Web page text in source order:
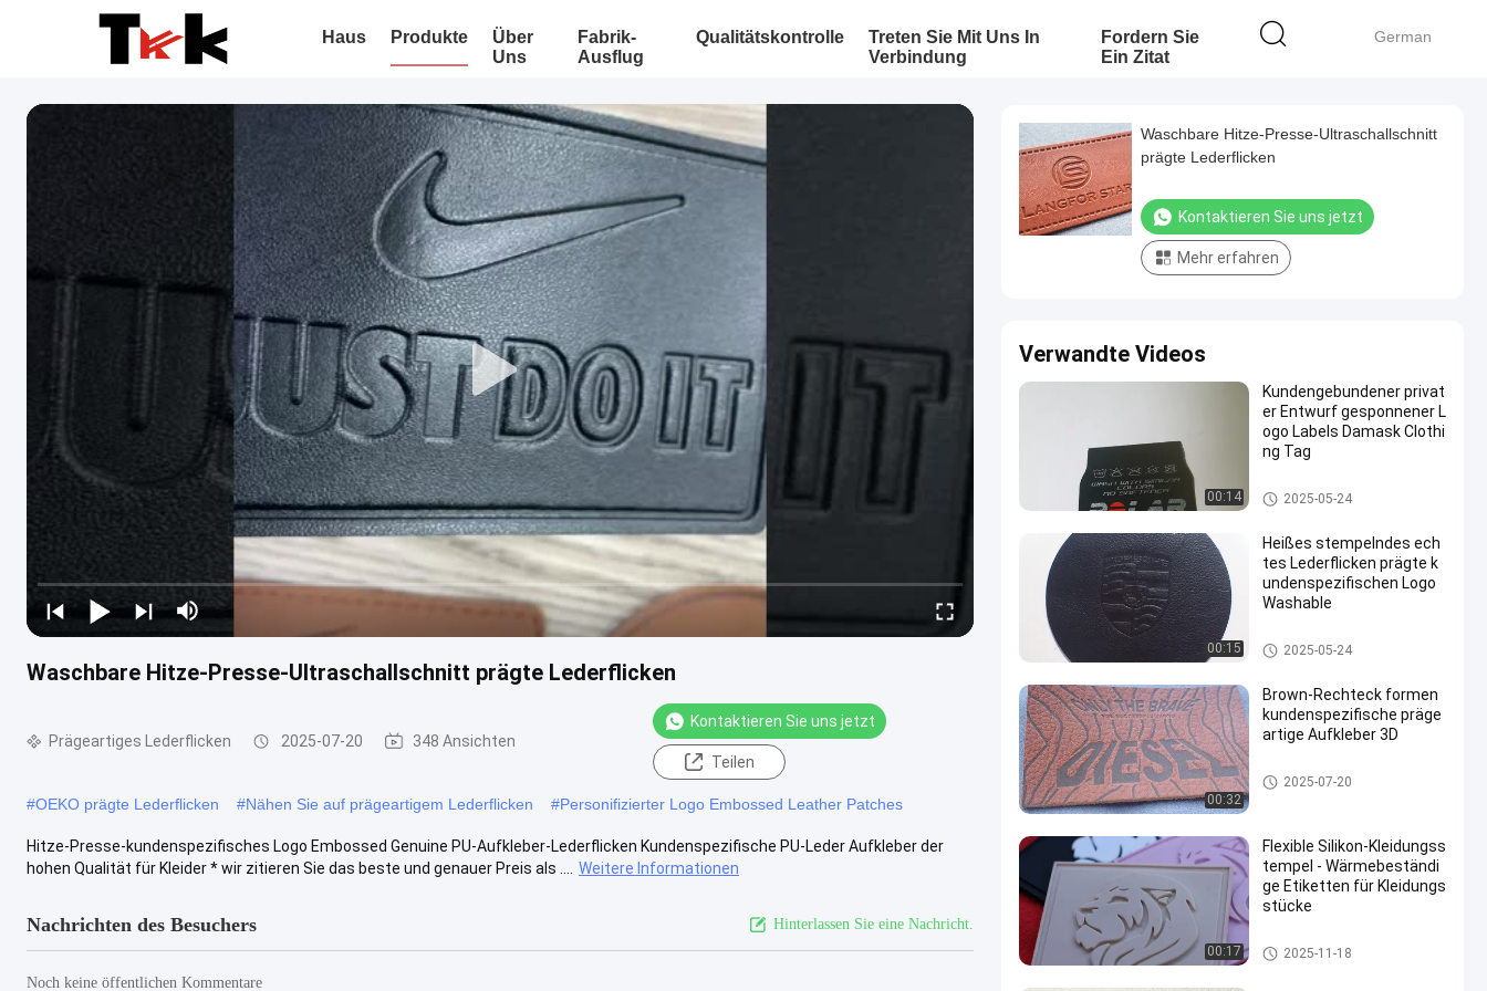
German
Haus Produkte
Über
Uns
Fabrik-
Ausflug
Qualitätskontrolle
Treten Sie Mit Uns In
Verbindung
Fordern Sie
Ein Zitat
Waschbare Hitze-Presse-Ultraschallschnitt prägte Lederflicken
Prägeartiges Lederflicken 2025-07-20 348 Ansichten
Kontaktieren Sie uns jetzt
Teilen
#OEKO prägte Lederflicken #Nähen Sie auf prägeartigem Lederflicken #Personifizierter Logo Embossed Leather Patches
Hitze-Presse-kundenspezifisches Logo Embossed Genuine PU-Aufkleber-Lederflicken Kundenspezifische PU-Leder Aufkleber der
hohen Qualität für Kleider * wir zitieren Sie das beste und genauer Preis als ....
Weitere Informationen
Nachrichten des Besuchers Hinterlassen Sie eine Nachricht.
Noch keine öffentlichen Kommentare
Waschbare Hitze-Presse-Ultraschallschnitt
prägte Lederflicken
Kontaktieren Sie uns jetzt
Mehr erfahren
Verwandte Videos
00:14
Kundengebundener privat
er Entwurf gesponnener L
ogo Labels Damask Clothi
ng Tag
Siebdruck-Kleidungs-Aufkleber
2025-05-24
00:15
Heißes stempelndes ech
tes Lederflicken prägte k
undenspezifischen Logo
Washable
Prägeartiges Lederflicken
2025-05-24
00:32
Brown-Rechteck formen
kundenspezifische präge
artige Aufkleber 3D
Prägeartiges Lederflicken
2025-07-20
00:17
Flexible Silikon-Kleidungss
tempel - Wärmebeständi
ge Etiketten für Kleidungs
stücke
Kundenspezifische Kleidungs-
Flecken
2025-11-18